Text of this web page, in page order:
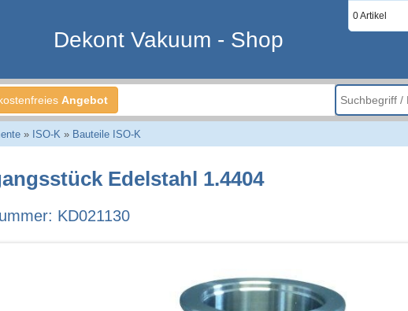
0 Artikel
Dekont Vakuum - Shop
Angebot
» ISO-K » Bauteile ISO-K
Edelstahl 1.4404
KD021130